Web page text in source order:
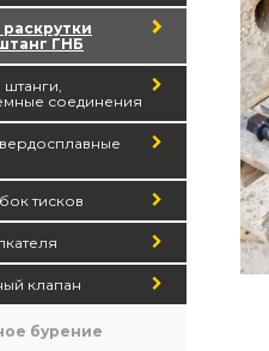
ГНБ
штанги,
соединения
тисков
клапан
бурение